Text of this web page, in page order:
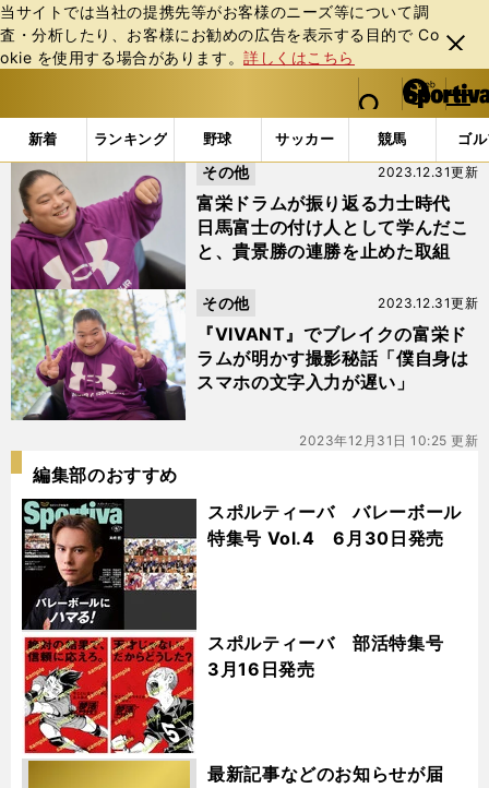
当サイトでは当社の提携先等がお客様のニーズ等について調
査・分析したり、お客様にお勧めの広告を表⽰する⽬的で Co
okie を使⽤する場合があります。詳しくはこちら
閉じ
る
web Sportiva (webスポルティーバ)
検索
マイペ
ー
ジ
メニュ
新着 ランキング 野球 サッカー 競馬 ゴ
b
ス
ポ
ル
テ
ィ
ー
バ
「#ドラム」の最新ニュース・ 情報
富栄ドラムが振り返る力士時代
日馬富士の付け人として学んだこ
と、貴景勝の連勝を止めた取組
2023.12.31更新
その他
『VIVANT』でブレイクの富栄ド
ラムが明かす撮影秘話「僕自身は
スマホの文字入力が遅い」
2023.12.31更新
その他
2023年12月31日 10:25 更新
編集部のおすすめ
スポルティーバ バレーボール
特集号 Vol.4 6月30日発売
スポルティーバ 部活特集号
3月16日発売
最新記事などのお知らせが届